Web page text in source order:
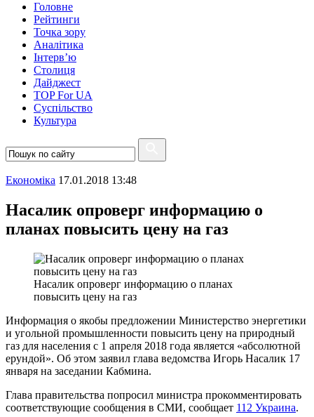
Головне
Рейтинги
Точка зору
Аналітика
Інтерв’ю
Столиця
Дайджест
TOP For UA
Суспiльство
Культура
Економіка 17.01.2018 13:48
Насалик опроверг информацию о
планах повысить цену на газ
Насалик опроверг информацию о планах
повысить цену на газ
Информация о якобы предложении Министерство энергетики
и угольной промышленности повысить цену на природный
газ для населения с 1 апреля 2018 года является «абсолютной
ерундой». Об этом заявил глава ведомства Игорь Насалик 17
января на заседании Кабмина.
Глава правительства попросил министра прокомментировать
соответствующие сообщения в СМИ, сообщает 112 Украина.